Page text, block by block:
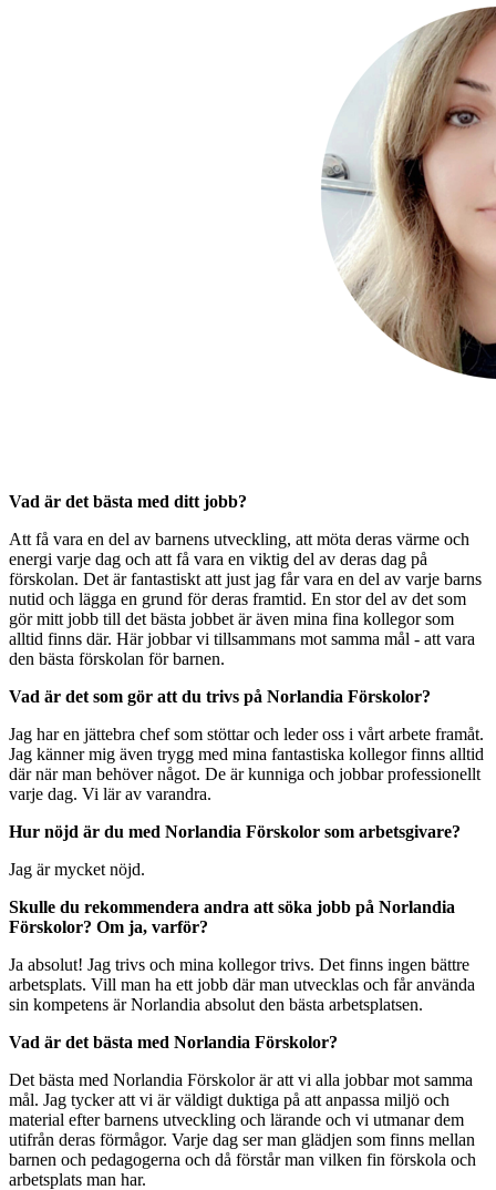
Vad är det bästa med ditt jobb?
Att få vara en del av barnens utveckling, att möta deras värme och
energi varje dag och att få vara en viktig del av deras dag på
förskolan. Det är fantastiskt att just jag får vara en del av varje barns
nutid och lägga en grund för deras framtid. En stor del av det som
gör mitt jobb till det bästa jobbet är även mina fina kollegor som
alltid finns där. Här jobbar vi tillsammans mot samma mål - att vara
den bästa förskolan för barnen.
Vad är det som gör att du trivs på Norlandia Förskolor?
Jag har en jättebra chef som stöttar och leder oss i vårt arbete framåt.
Jag känner mig även trygg med mina fantastiska kollegor finns alltid
där när man behöver något. De är kunniga och jobbar professionellt
varje dag. Vi lär av varandra.
Hur nöjd är du med Norlandia Förskolor som arbetsgivare?
Jag är mycket nöjd.
Skulle du rekommendera andra att söka jobb på Norlandia
Förskolor? Om ja, varför?
Ja absolut! Jag trivs och mina kollegor trivs. Det finns ingen bättre
arbetsplats. Vill man ha ett jobb där man utvecklas och får använda
sin kompetens är Norlandia absolut den bästa arbetsplatsen.
Vad är det bästa med Norlandia Förskolor?
Det bästa med Norlandia Förskolor är att vi alla jobbar mot samma
mål. Jag tycker att vi är väldigt duktiga på att anpassa miljö och
material efter barnens utveckling och lärande och vi utmanar dem
utifrån deras förmågor. Varje dag ser man glädjen som finns mellan
barnen och pedagogerna och då förstår man vilken fin förskola och
arbetsplats man har.